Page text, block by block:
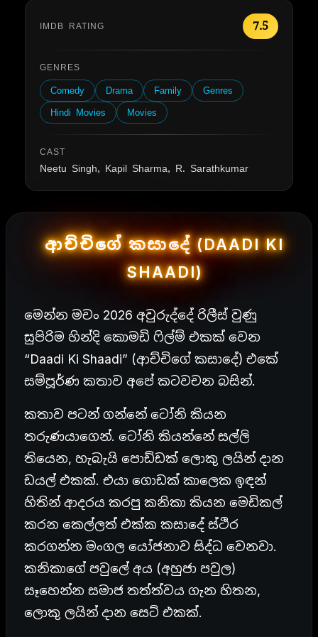
IMDB RATING 7.5
GENRES
Comedy Drama Family
Genres
Hindi Movies
Movies
CAST
Neetu Singh, Kapil Sharma, R. Sarathkumar
ආච්චිගේ කසාදේ (DAADI KI
SHAADI)
මෙන්න මචං 2026 අවුරුද්දේ රිලීස් වුණු
සුපිරිම හින්දි කොමඩි ෆිල්ම් එකක් වෙන
“Daadi Ki Shaadi” (ආච්චිගේ කසාදේ) එකේ
සම්පූර්ණ කතාව අපේ කටවචන බසින්.
කතාව පටන් ගන්නේ ටෝනි කියන
තරුණයාගෙන්. ටෝනි කියන්නේ සල්ලි
තියෙන, හැබැයි පොඩ්ඩක් ලොකු ලයින් දාන
ඩයල් එකක්. එයා ගොඩක් කාලෙක ඉඳන්
හිතින් ආදරය කරපු කනිකා කියන මෙඩිකල්
කරන කෙල්ලත් එක්ක කසාදේ ස්ථිර
කරගන්න මංගල යෝජනාව සිද්ධ වෙනවා.
කනිකාගේ පවුලේ අය (අහුජා පවුල)
සෑහෙන්න සමාජ තත්ත්වය ගැන හිතන,
ලොකු ලයින් දාන සෙට් එකක්.